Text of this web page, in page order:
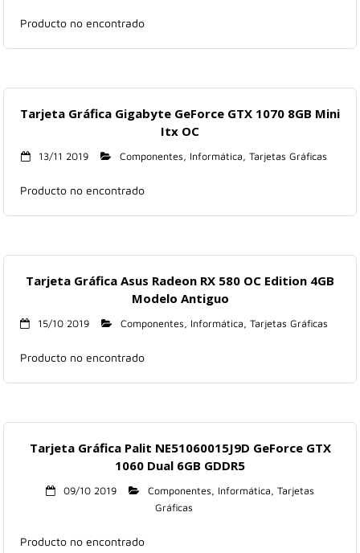
Producto no encontrado
Tarjeta Gráfica Gigabyte GeForce GTX 1070 8GB Mini
Itx OC
13/11 2019 Componentes, Informática, Tarjetas Gráficas
Producto no encontrado
Tarjeta Gráfica Asus Radeon RX 580 OC Edition 4GB
Modelo Antiguo
15/10 2019 Componentes, Informática, Tarjetas Gráficas
Producto no encontrado
Tarjeta Gráfica Palit NE51060015J9D GeForce GTX
1060 Dual 6GB GDDR5
09/10 2019 Componentes, Informática, Tarjetas
Gráficas
Producto no encontrado